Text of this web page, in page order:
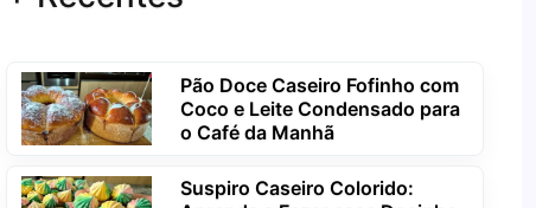
Pão Doce Caseiro Fofinho com
Coco e Leite Condensado para
o Café da Manhã
Suspiro Caseiro Colorido: